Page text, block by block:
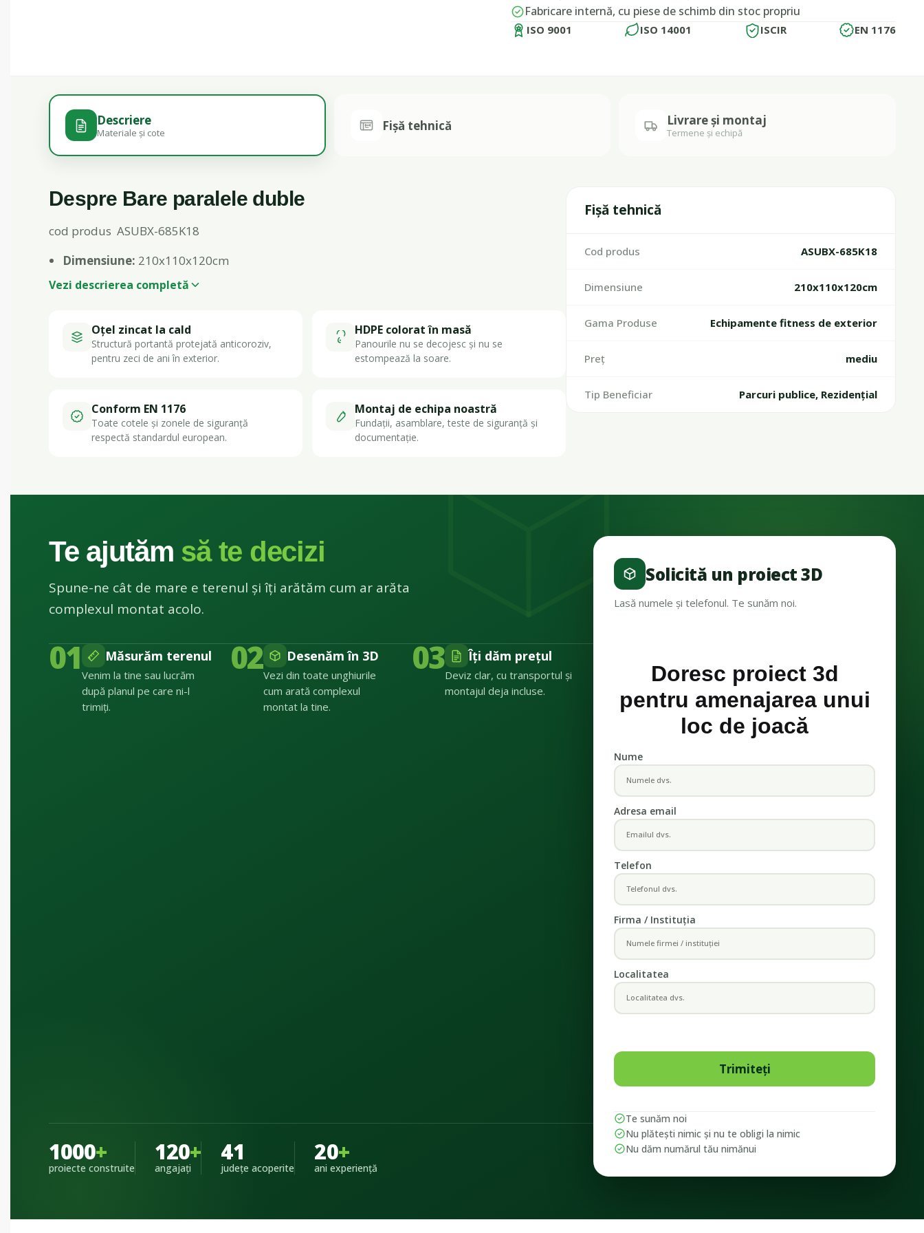
Fabricare internă, cu piese de schimb din stoc propriu
ISO 9001 ISO 14001 ISCIR EN 1176
Descriere
Materiale și cote
Despre Bare paralele duble
cod produs ASUBX-685K18
Dimensiune: 210x110x120cm
Vezi descrierea completă
Oțel zincat la cald
Structură portantă protejată anticoroziv,
pentru zeci de ani în exterior.
HDPE colorat în masă
Panourile nu se decojesc și nu se
estompează la soare.
Conform EN 1176
Toate cotele și zonele de siguranță
respectă standardul european.
Montaj de echipa noastră
Fundații, asamblare, teste de siguranță și
documentație.
Fișă tehnică
Cod produs ASUBX-685K18
Dimensiune 210x110x120cm
Gama Produse Echipamente fitness de exterior
Preț mediu
Tip Beneficiar Parcuri publice, Rezidențial
Fișă tehnică Livrare și montaj
Termene și echipă
Te ajutăm să te decizi
Spune-ne cât de mare e terenul și îți arătăm cum ar arăta
complexul montat acolo.
01 Măsurăm terenul
Venim la tine sau lucrăm
după planul pe care ni-l
trimiți.
02 Desenăm în 3D
Vezi din toate unghiurile
cum arată complexul
montat la tine.
03 Îți dăm prețul
Deviz clar, cu transportul și
montajul deja incluse.
1000+
proiecte construite
120+
angajați
41
județe acoperite
20+
ani experiență
Solicită un proiect 3D
Lasă numele și telefonul. Te sunăm noi.
Doresc proiect 3d
pentru amenajarea unui
loc de joacă
Nume
Adresa email
Telefon
Firma / Instituția
Localitatea
Te sunăm noi
Nu plătești nimic și nu te obligi la nimic
Nu dăm numărul tău nimănui